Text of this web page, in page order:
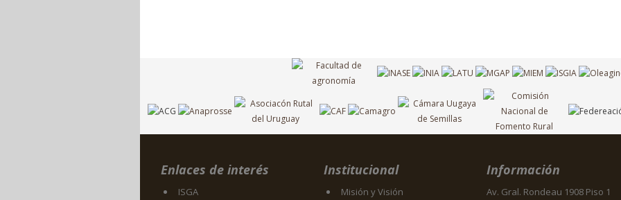
Enlaces de interés
ISGA
Institucional
Misión y Visión
Información
Av. Gral. Rondeau 1908 Piso 1